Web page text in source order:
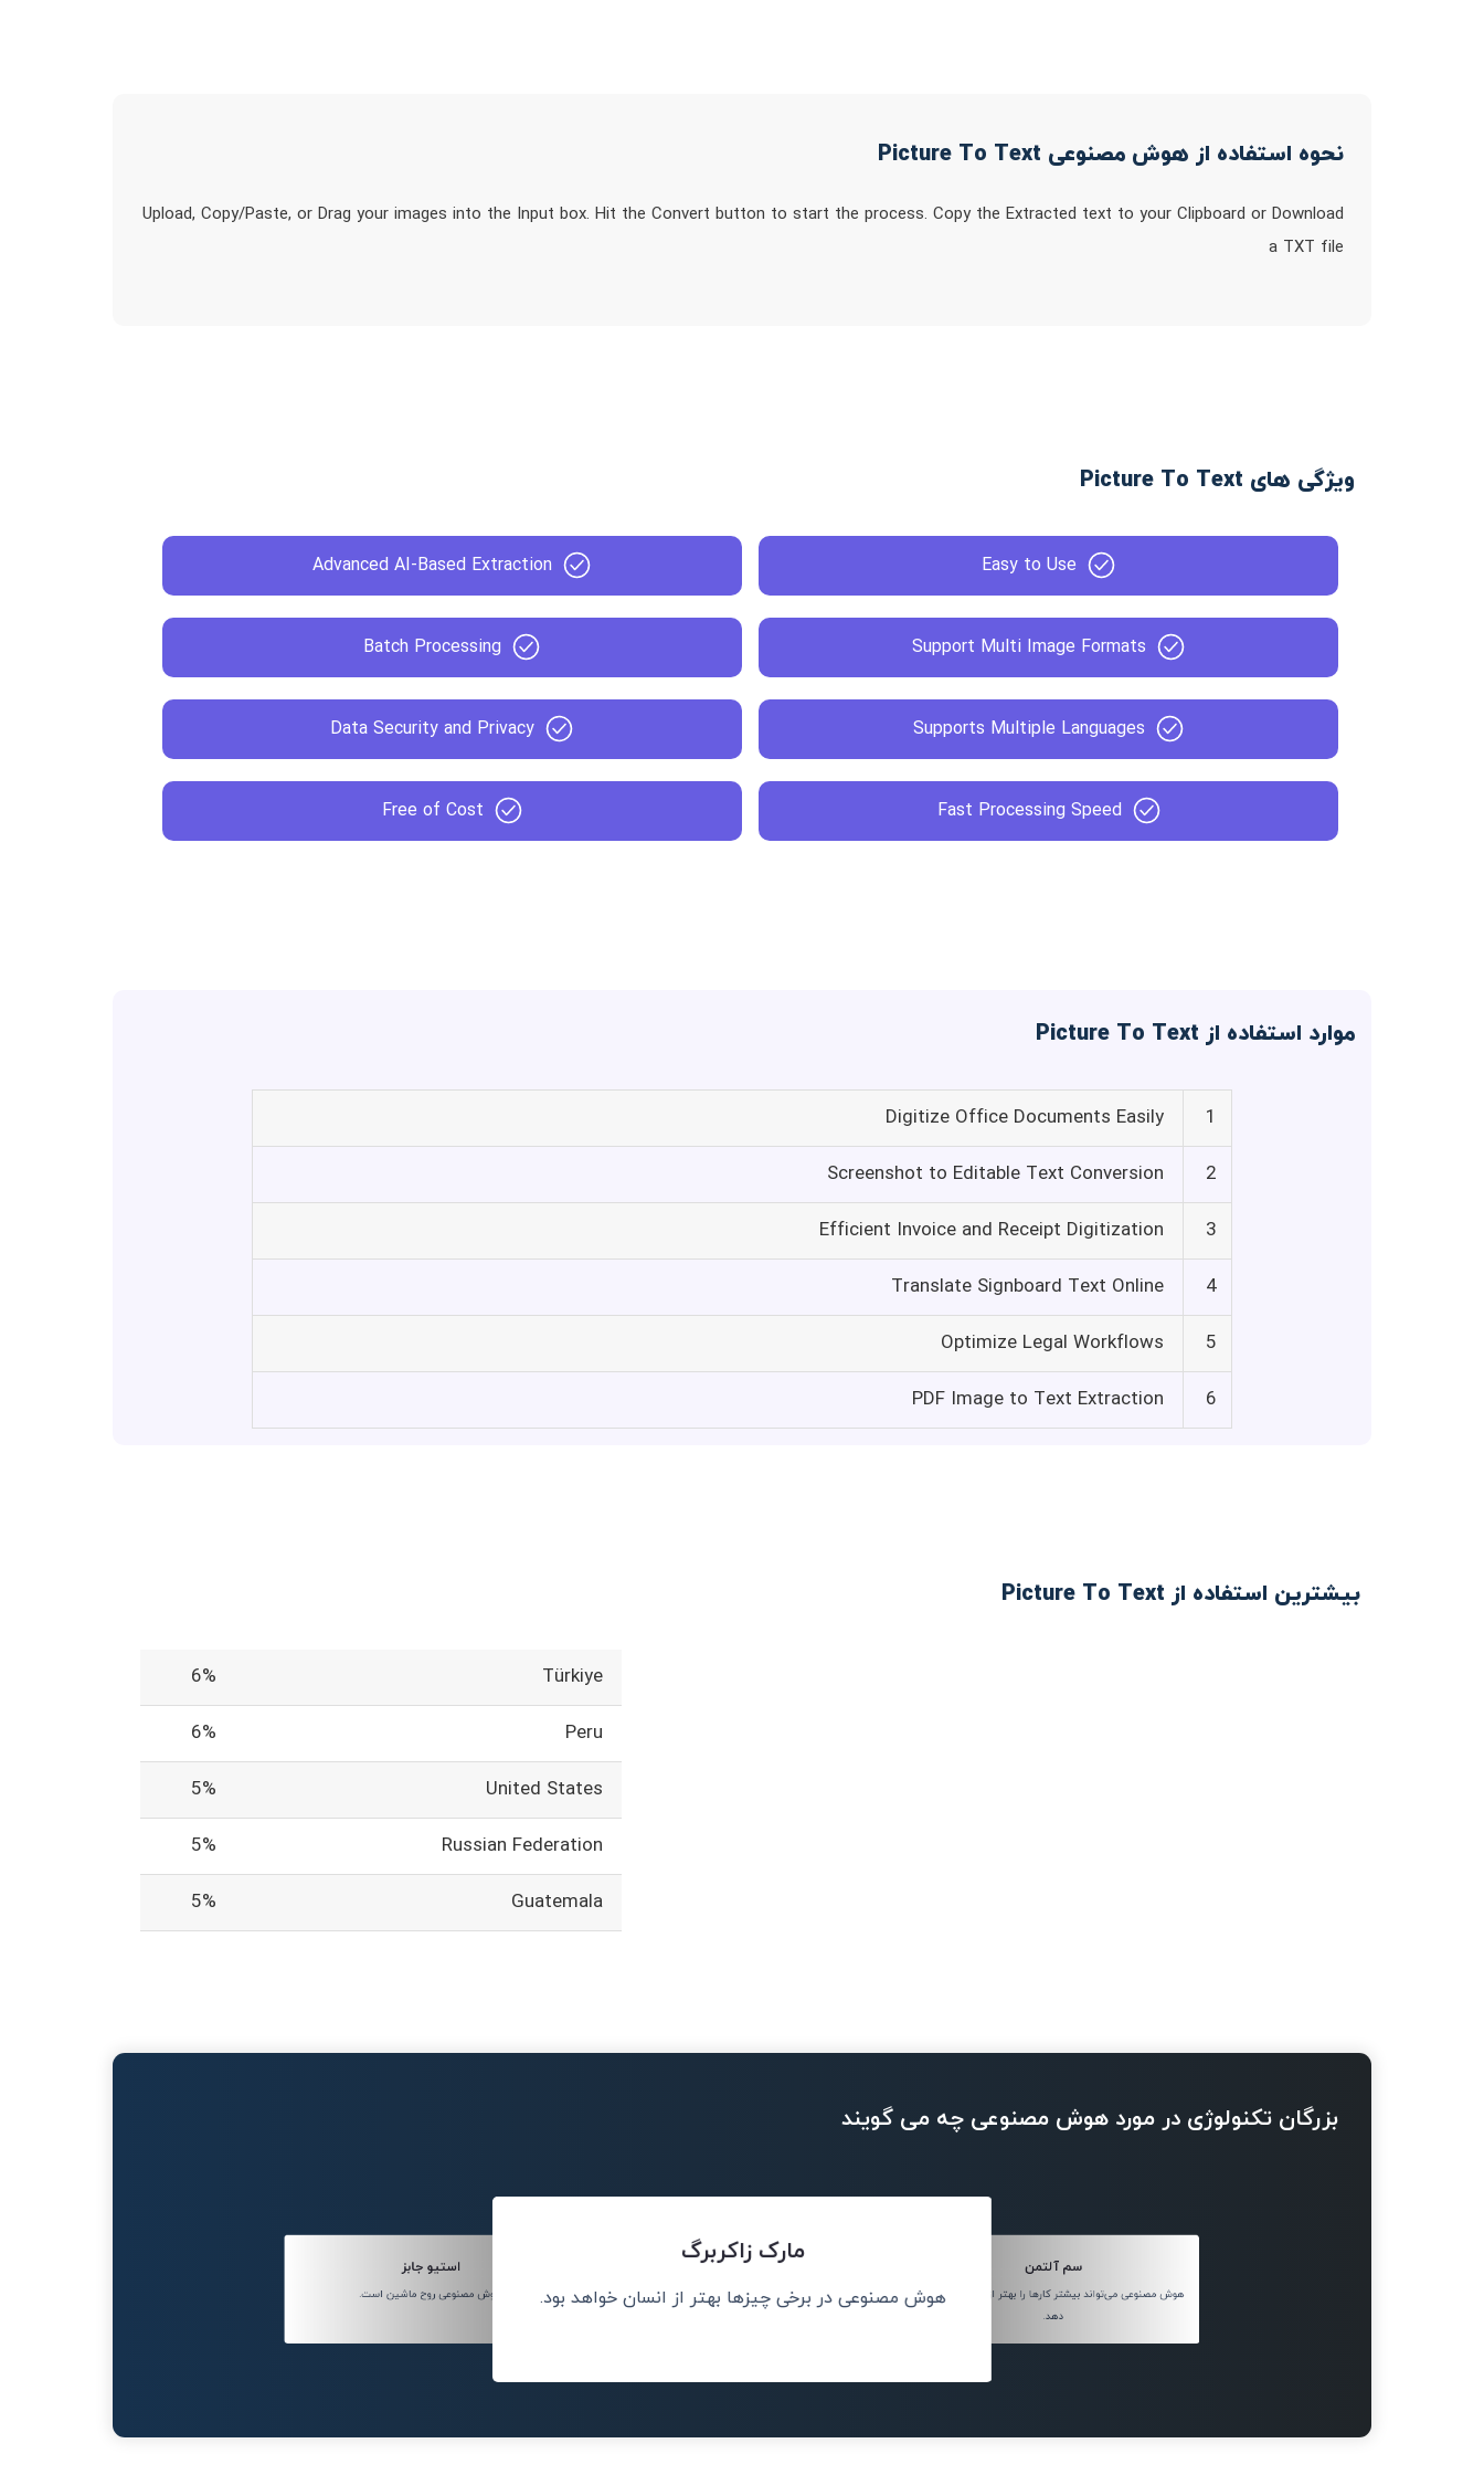
نحوه استفاده از هوش مصنوعی Picture To Text
Upload, Copy/Paste, or Drag your images into the Input box. Hit the Convert button to start the process. Copy the Extracted text to your Clipboard or Download
a TXT file
ویژگی های Picture To Text
Easy to Use
Advanced AI-Based Extraction
Support Multi Image Formats
Batch Processing
Supports Multiple Languages
Data Security and Privacy
Fast Processing Speed
Free of Cost
موارد استفاده از Picture To Text
1
Digitize Office Documents Easily
2
Screenshot to Editable Text Conversion
3
Efficient Invoice and Receipt Digitization
4
Translate Signboard Text Online
5
Optimize Legal Workflows
6
PDF Image to Text Extraction
بیشترین استفاده از Picture To Text
Türkiye
6%
Peru
6%
United States
5%
Russian Federation
5%
Guatemala
5%
بزرگان تکنولوژی در مورد هوش مصنوعی چه می گویند
سم آلتمن
هوش مصنوعی می‌تواند بیشتر کارها را بهتر از انسان‌ها انجام
دهد.
مارک زاکربرگ
هوش مصنوعی در برخی چیزها بهتر از انسان خواهد بود.
استیو جابز
هوش مصنوعی روح ماشین است.